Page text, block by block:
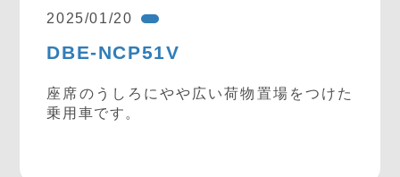
2025/01/20
DBE-NCP51V
座席のうしろにやや広い荷物置場をつけた
乗用車です。